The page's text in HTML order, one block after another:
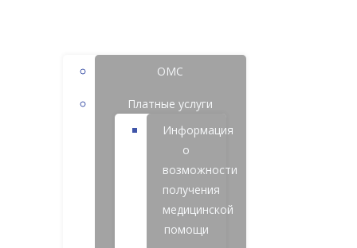
ОМС
Платные услуги
Информация
о
возможности
получения
медицинской
помощи